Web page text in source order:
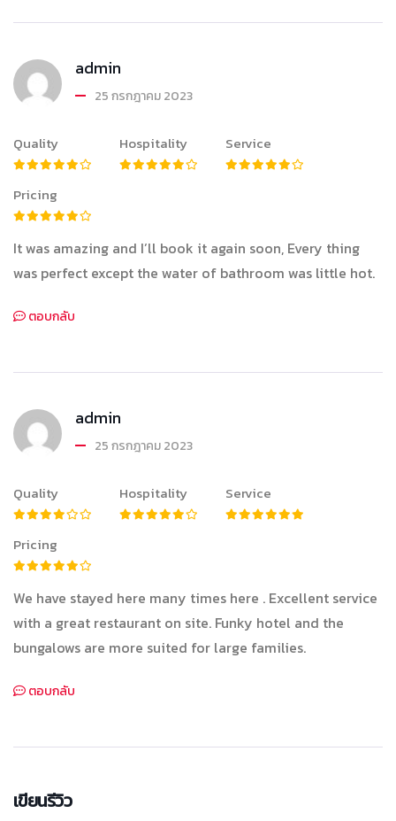
admin
25 กรกฎาคม 2023
Quality Hospitality Service
Pricing
It was amazing and I’ll book it again soon, Every thing
was perfect except the water of bathroom was little hot.
ตอบกลับ
admin
25 กรกฎาคม 2023
Quality Hospitality Service
Pricing
We have stayed here many times here . Excellent service
with a great restaurant on site. Funky hotel and the
bungalows are more suited for large families.
ตอบกลับ
เขียนรีวิว